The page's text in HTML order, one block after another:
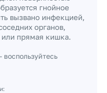
гнойное
вызвано инфекцией,
органов,
или прямая кишка.